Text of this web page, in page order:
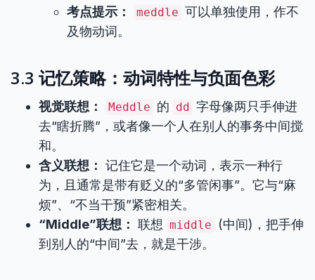
考点提示：
meddle 可以单独使用，作不
及物动词。
3.3 记忆策略：动词特性与负面色彩
视觉联想： Meddle 的 dd 字母像两只手伸进
去“瞎折腾”，或者像一个人在别人的事务中间搅
和。
含义联想： 记住它是一个动词，表示一种行
为，且通常是带有贬义的“多管闲事”。它与“麻
烦”、“不当干预”紧密相关。
“Middle”联想： 联想 middle
(中间)，把手伸
到别人的“中间”去，就是干涉。